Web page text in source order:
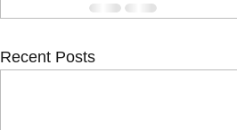
Recent Posts